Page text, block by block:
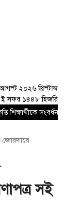
২০২৬ খ্রিস্টাব্দ
সফর ১৪৪৮ হিজরি
সংবর্ধনা
জোরদারে
সই